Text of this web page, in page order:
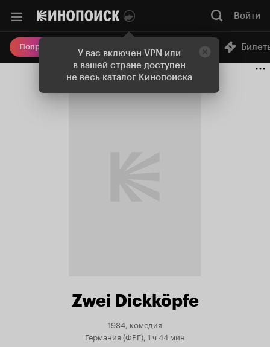
У вас включен VPN или
в вашей стране доступен
не весь каталог Кинопоиска
Войти
Попробовать Плюс Онлайн-кинотеатр
Zwei Dickköpfe
1984, комедия
Германия (ФРГ), 1 ч 44 мин